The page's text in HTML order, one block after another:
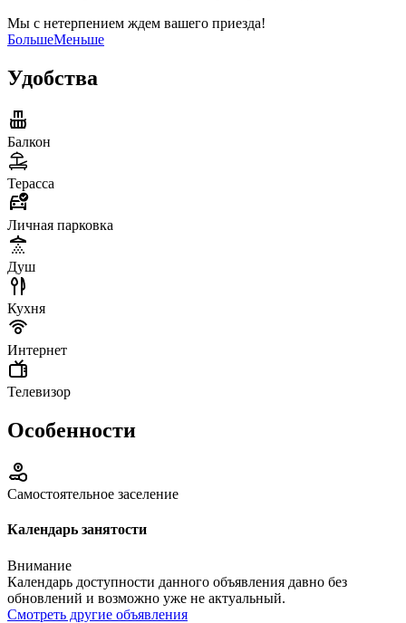
Мы с нетерпением ждем вашего приезда!
БольшеМеньше
Удобства
Балкон
Терасса
Личная парковка
Душ
Кухня
Интернет
Телевизор
Особенности
Самостоятельное заселение
Календарь занятости
Внимание
Календарь доступности данного объявления давно без
обновлений и возможно уже не актуальный.
Смотреть другие объявления